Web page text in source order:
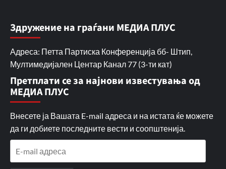
Здружение на граѓани МЕДИА ПЛУС
Адреса: Петта Партиска Конференција бб- Штип,
Мултимедијален Центар Канал 77 (3-ти кат)
Претплати се за најнови известувања од
МЕДИА ПЛУС
Внесете ја Вашата E-mail адреса и на истата ќе можете
да ги добиете последните вести и соопштенија.